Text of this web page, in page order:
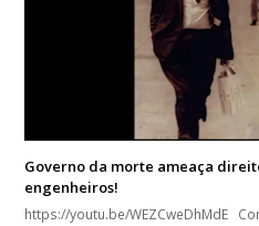
Governo da morte ameaça
engenheiros!
https://youtu.be/WEZCweDhMdE